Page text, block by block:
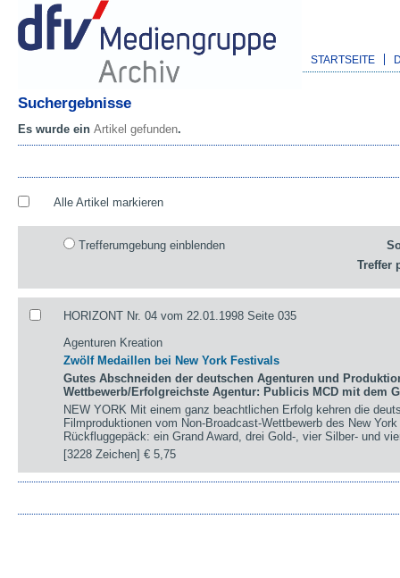
STARTSEITE
Suchergebnisse
Es wurde ein Artikel gefunden.
Alle Artikel markieren
Trefferumgebung einblenden
Treffer
HORIZONT Nr. 04 vom 22.01.1998 Seite 035
Agenturen Kreation
Zwölf Medaillen bei New York Festivals
Gutes Abschneiden der deutschen Agenturen und
Wettbewerb/Erfolgreichste Agentur: Publicis MCD mit dem
NEW YORK Mit einem ganz beachtlichen Erfolg kehren die
Filmproduktionen vom Non-Broadcast-Wettbewerb des New
Rückfluggepäck: ein Grand Award, drei Gold-, vier Silber- und
[3228 Zeichen]€ 5,75